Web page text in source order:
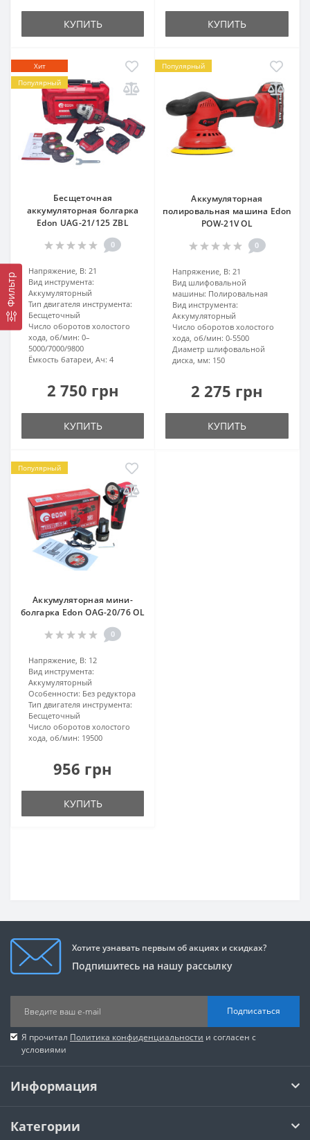
Фильтр
КУПИТЬ КУПИТЬ
Хит
Популярный
Бесщеточная
аккумуляторная болгарка
Edon UAG-21/125 ZBL
0
Напряжение, В: 21
Вид инструмента:
Аккумуляторный
Тип двигателя инструмента:
Бесщеточный
Число оборотов холостого
хода, об/мин: 0–
5000/7000/9800
Ёмкость батареи, Ач: 4
2 750 грн
КУПИТЬ
Популярный
Аккумуляторная
полировальная машина Edon
POW-21V OL
0
Напряжение, В: 21
Вид шлифовальной
машины: Полировальная
Вид инструмента:
Аккумуляторный
Число оборотов холостого
хода, об/мин: 0-5500
Диаметр шлифовальной
диска, мм: 150
2 275 грн
КУПИТЬ
Популярный
Аккумуляторная мини-
болгарка Edon OAG-20/76 OL
0
Напряжение, В: 12
Вид инструмента:
Аккумуляторный
Особенности: Без редуктора
Тип двигателя инструмента:
Бесщеточный
Число оборотов холостого
хода, об/мин: 19500
956 грн
КУПИТЬ
Хотите узнавать первым об акциях и скидках?
Подпишитесь на нашу рассылку
Подписаться
Я прочитал Политика конфиденциальности и согласен с
условиями
Информация
Категории